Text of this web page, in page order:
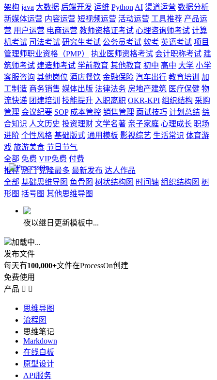
架构 java 大数据 后端开发 运维 Python AI 渠道运营 数据分析
新媒体运营 内容运营 短视频运营 活动运营 工具推荐 产品运
营 用户运营 电商运营 教师资格证考试 心理咨询师考试 计算
机考试 司法考试 研究生考试 公务员考试 软考 英语考试 项目
管理师职业资格（PMP）
执业医师资格考试 会计职称考试 建
筑师考试 建造师考试 学前教育 其他教育 初中 高中 大学 小学
客服咨询 其他岗位 酒店餐饮 金融保险 汽车出行 教育培训
加
工制造 商务销售 媒体出版 法律法务 房地产建筑 医疗保健 物
流快递 团建培训 技能提升 入职离职 OKR-KPI 组织结构 采购
管理 会议纪要 SOP 成本管控 销售管理 面试技巧 计划总结 综
合知识 人文历史 投资理财 文学名著 亲子家庭 心理成长 职场
进阶 个性风格 基础版式 通用模板 影视综艺 生活常识 体育游
戏 旅游美食 节日节气
全部 免费 VIP免费 付费
推荐 热门 克隆最多 最新发布 达人作品
全部 基础思维导图 鱼骨图 树状结构图 时间轴 组织结构图 树
形图 括号图 其他思维导图
夜以继日更新模板中...
加载中...
发布文件
每天有100,000+文件在ProcessOn创建
免费使用
产品  
思维导图
流程图
思维笔记
Markdown
在线白板
原型设计
API服务